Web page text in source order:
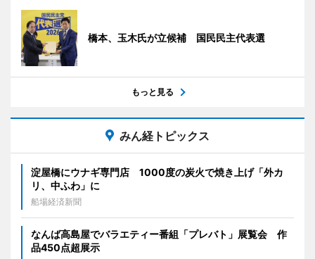
橋本、玉木氏が立候補 国民民主代表選
もっと見る
みん経トピックス
淀屋橋にウナギ専門店 1000度の炭火で焼き上げ「外カ
リ、中ふわ」に
船場経済新聞
なんば高島屋でバラエティー番組「プレバト」展覧会 作
品450点超展示